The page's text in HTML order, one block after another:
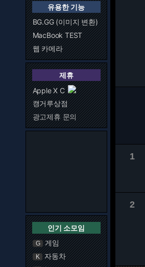
유용한 기능
BG.GG (이미지 변환)
MacBook TEST
웹 카메라
제휴
Apple X C
캥거루상점
광고제휴 문의
인기 소모임
G 게임
K 자동차
1
2